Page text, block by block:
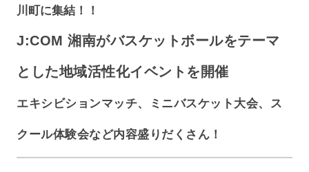
川町に集結！！
J:COM 湘南がバスケットボールをテーマ
とした地域活性化イベントを開催
エキシビションマッチ、ミニバスケット大会、ス
クール体験会など内容盛りだくさん！